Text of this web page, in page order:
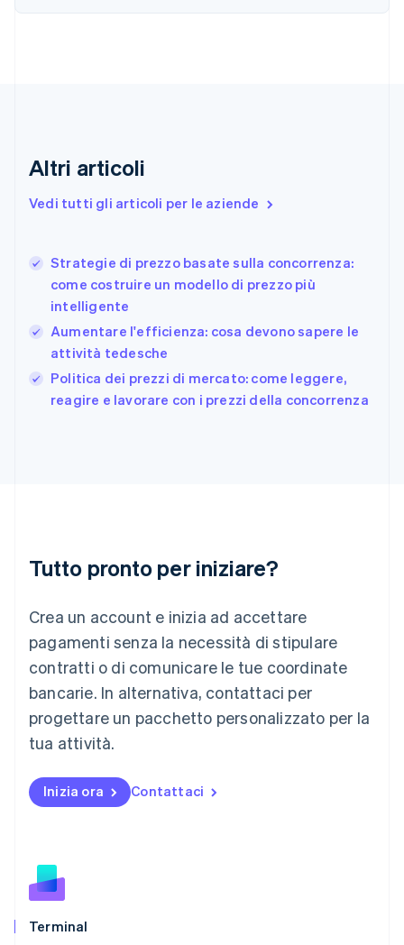
Altri articoli
Vedi tutti gli articoli per le aziende
Strategie di prezzo basate sulla concorrenza:
come costruire un modello di prezzo più
intelligente
Aumentare l'efficienza: cosa devono sapere le
attività tedesche
Politica dei prezzi di mercato: come leggere,
reagire e lavorare con i prezzi della concorrenza
Tutto pronto per iniziare?
Crea un account e inizia ad accettare
pagamenti senza la necessità di stipulare
contratti o di comunicare le tue coordinate
bancarie. In alternativa, contattaci per
progettare un pacchetto personalizzato per la
tua attività.
Inizia ora Contattaci
Terminal
Finlandia
Francia
DeutschEnglish
Giappone
日本語English
English
Grecia
English
India
English
Lituania
Lussemburgo
Deutsch English
Malaysia
English 简体中文
Malta
Messico
EspañolEnglish
English
Nuova Zelanda
Polonia
English
Portogallo
Português